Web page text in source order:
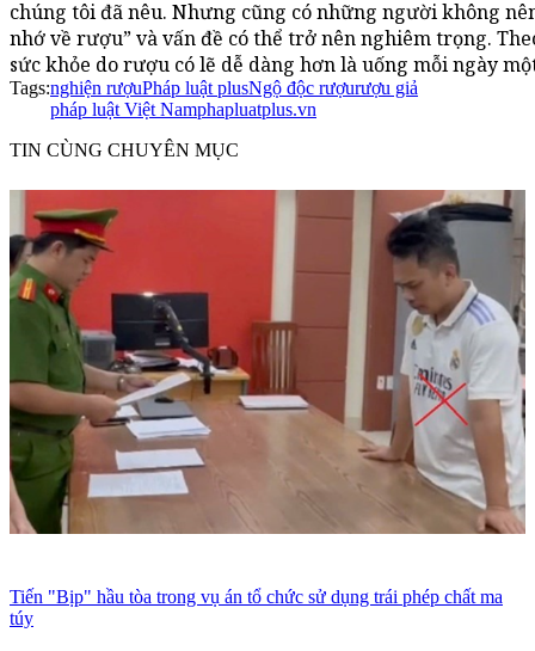
chúng tôi đã nêu. Nhưng cũng có những người không
nhớ về rượu” và vấn đề có thể trở nên nghiêm trọng.
sức khỏe do rượu có lẽ dễ dàng hơn là uống mỗi ngày
Tags:nghiện rượuPháp luật plusNgộ độc rượurượu giả
pháp luật Việt Namphapluatplus.vn
TIN CÙNG CHUYÊN MỤC
Tiến "Bịp" hầu tòa trong vụ án tổ chức sử dụng trái phép chất ma
túy